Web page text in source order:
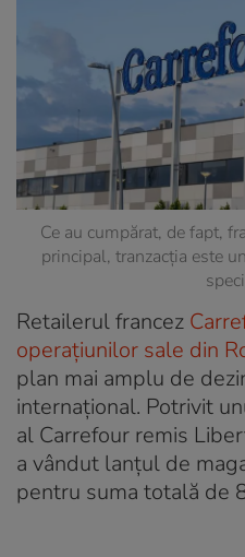
Ce au cumpărat, de fapt,
principal, tranzacția este
Retailerul francez
operațiunilor sale din
plan mai amplu de
internațional. Potrivit
al Carrefour remis
a vândut lanțul de
pentru suma totală de